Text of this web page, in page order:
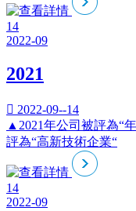
14
2022-09
2021
 2022-09--14
▲2021年公司被評為“
評為“高新技術企業“
14
2022-09